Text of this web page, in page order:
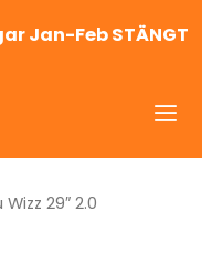
Jan-Feb STÄNGT
29″ 2.0